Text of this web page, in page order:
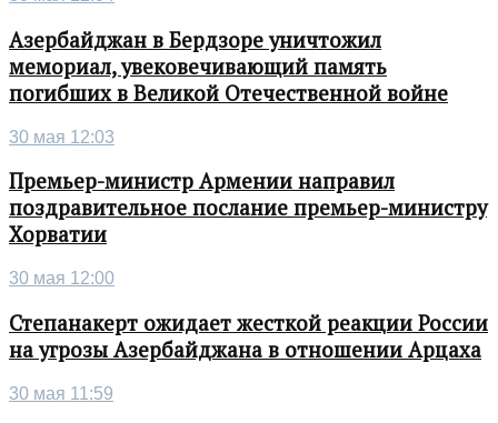
Азербайджан в Бердзоре уничтожил
мемориал, увековечивающий память
погибших в Великой Отечественной войне
30 мая 12:03
Премьер-министр Армении направил
поздравительное послание премьер-министру
Хорватии
30 мая 12:00
Степанакерт ожидает жесткой реакции России
на угрозы Азербайджана в отношении Арцаха
30 мая 11:59